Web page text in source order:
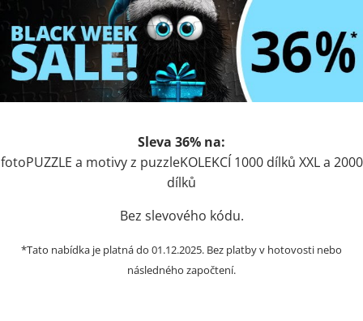
Sleva 36% na:
fotoPUZZLE a motivy z puzzleKOLEKCÍ 1000 dílků XXL a 2000
dílků
Bez slevového kódu.
*Tato nabídka je platná do 01.12.2025. Bez platby v hotovosti nebo
následného započtení.